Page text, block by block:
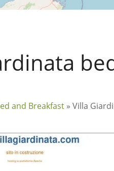
and Breakfast » Villa